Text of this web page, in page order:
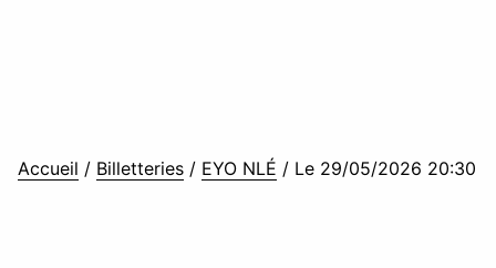
Accueil / Billetteries / EYO NLÉ / Le 29/05/2026 20:30